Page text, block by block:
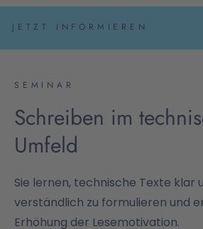
JETZT INFORMIEREN
SEMINAR
Schreiben im
Umfeld
Sie lernen, technische Texte klar
verständlich zu formulieren und
Erhöhung der Lesemotivation.